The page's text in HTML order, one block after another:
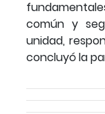
común y
unidad,
concluyó la